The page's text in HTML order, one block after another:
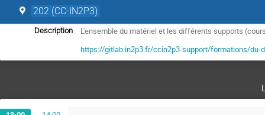
202 (CC-IN2P3)
Description
L'ensemble du matériel et les différents supports
https://gitlab.in2p3.fr/ccin2p3-support/formations/du-